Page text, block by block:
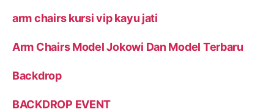
arm chairs kursi vip kayu jati
Arm Chairs Model Jokowi Dan Model Terbaru
Backdrop
BACKDROP EVENT